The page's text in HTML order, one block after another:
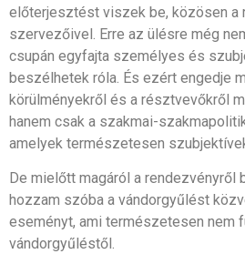
előterjesztést viszek be, közösen a
szervezőivel. Erre az ülésre még
csupán egyfajta személyes és
beszélhetek róla. És ezért engedje
körülményekről és a résztvevőkről
hanem csak a szakmai-
amelyek természetesen
De mielőtt magáról a rendezvényről
hozzam szóba a vándorgyűlést
eseményt, ami természetesen nem
vándorgyűléstől.